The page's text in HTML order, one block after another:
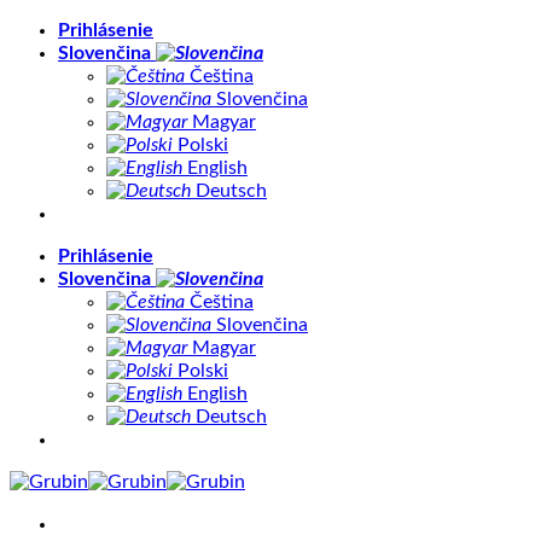
Skip
Prihlásenie
Slovenčina
Čeština
Slovenčina
Magyar
Polski
English
Deutsch
Prihlásenie
Slovenčina
Čeština
Slovenčina
Magyar
Polski
English
Deutsch